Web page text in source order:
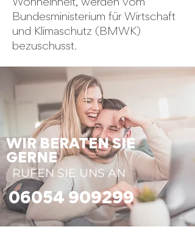
Wohneinheit, werden vom
Bundesministerium für Wirtschaft
und Klimaschutz (BMWK)
bezuschusst.
WIR BERATEN SIE
GERNE
RUFEN SIE UNS AN
06054 909299